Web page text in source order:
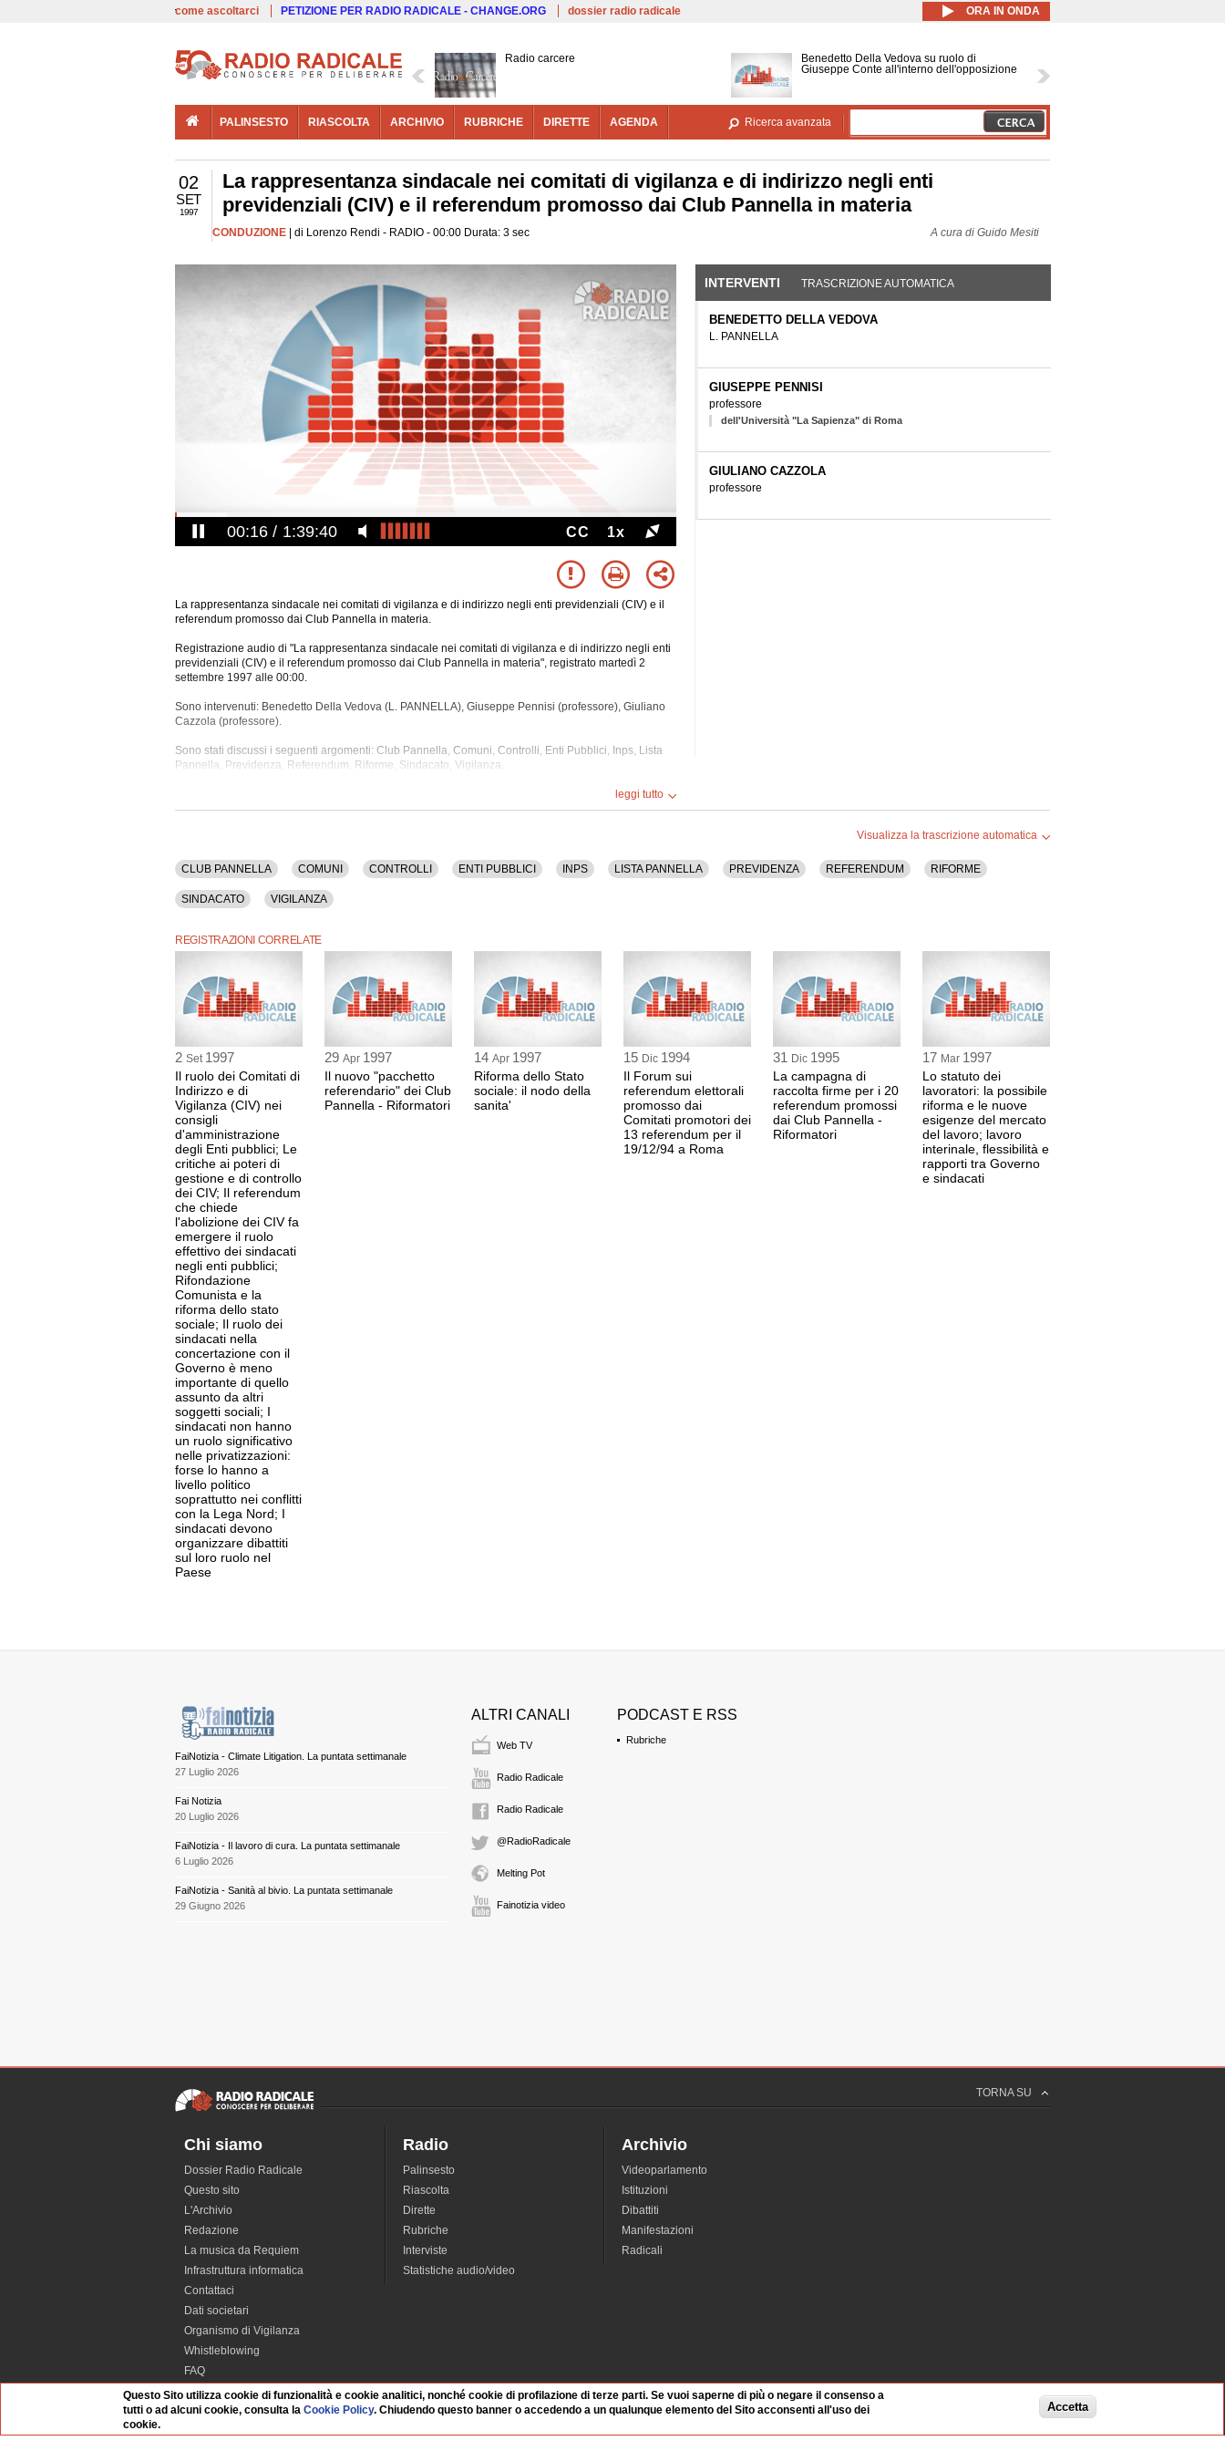
Salta al contenuto principale
come ascoltarci PETIZIONE PER RADIO RADICALE - CHANGE.ORG dossier radio radicale ORA IN ONDA
Radio carcere
Benedetto Della Vedova su ruolo di
Giuseppe Conte all'interno dell'opposizione
PALINSESTO RIASCOLTA ARCHIVIO RUBRICHE DIRETTE AGENDA Ricerca avanzata
02
SET
1997
La rappresentanza sindacale nei comitati di vigilanza e di indirizzo negli enti
previdenziali (CIV) e il referendum promosso dai Club Pannella in materia
CONDUZIONE | di Lorenzo Rendi - RADIO - 00:00 Durata: 3 sec A cura di Guido Mesiti
00:17 1:39:40 CC 1x
La rappresentanza sindacale nei comitati di vigilanza e di indirizzo negli enti previdenziali (CIV) e il
referendum promosso dai Club Pannella in materia.
Registrazione audio di "La rappresentanza sindacale nei comitati di vigilanza e di indirizzo negli enti
previdenziali (CIV) e il referendum promosso dai Club Pannella in materia", registrato martedì 2
settembre 1997 alle 00:00.
Sono intervenuti: Benedetto Della Vedova (L. PANNELLA), Giuseppe Pennisi (professore), Giuliano
Cazzola (professore).
Sono stati discussi i seguenti argomenti: Club Pannella, Comuni, Controlli, Enti Pubblici, Inps, Lista
Pannella, Previdenza, Referendum, Riforme, Sindacato, Vigilanza.
leggi tutto
INTERVENTI (SCHEDA ATTIVA)
TRASCRIZIONE AUTOMATICA
BENEDETTO DELLA VEDOVA
L. PANNELLA
GIUSEPPE PENNISI
professore
dell'Università "La Sapienza" di Roma
GIULIANO CAZZOLA
professore
Visualizza la trascrizione automatica
CLUB PANNELLA COMUNI CONTROLLI ENTI PUBBLICI INPS LISTA PANNELLA PREVIDENZA REFERENDUM RIFORME
SINDACATO VIGILANZA
REGISTRAZIONI CORRELATE
2 Set 1997
Il ruolo dei Comitati di
Indirizzo e di
Vigilanza (CIV) nei
consigli
d'amministrazione
degli Enti pubblici; Le
critiche ai poteri di
gestione e di controllo
dei CIV; Il referendum
che chiede
l'abolizione dei CIV fa
emergere il ruolo
effettivo dei sindacati
negli enti pubblici;
Rifondazione
Comunista e la
riforma dello stato
sociale; Il ruolo dei
sindacati nella
concertazione con il
Governo è meno
importante di quello
assunto da altri
soggetti sociali; I
sindacati non hanno
un ruolo significativo
nelle privatizzazioni:
forse lo hanno a
livello politico
soprattutto nei conflitti
con la Lega Nord; I
sindacati devono
organizzare dibattiti
sul loro ruolo nel
Paese
29 Apr 1997
Il nuovo "pacchetto
referendario" dei Club
Pannella - Riformatori
14 Apr 1997
Riforma dello Stato
sociale: il nodo della
sanita'
15 Dic 1994
Il Forum sui
referendum elettorali
promosso dai
Comitati promotori dei
13 referendum per il
19/12/94 a Roma
31 Dic 1995
La campagna di
raccolta firme per i 20
referendum promossi
dai Club Pannella -
Riformatori
17 Mar 1997
Lo statuto dei
lavoratori: la possibile
riforma e le nuove
esigenze del mercato
del lavoro; lavoro
interinale, flessibilità e
rapporti tra Governo
e sindacati
FaiNotizia - Climate Litigation. La puntata settimanale
27 Luglio 2026
Fai Notizia
20 Luglio 2026
FaiNotizia - Il lavoro di cura. La puntata settimanale
6 Luglio 2026
FaiNotizia - Sanità al bivio. La puntata settimanale
29 Giugno 2026
ALTRI CANALI
Web TV
Radio Radicale
Radio Radicale
@RadioRadicale
Melting Pot
Fainotizia video
PODCAST E RSS
Rubriche
TORNA SU
Chi siamo
Dossier Radio Radicale
Questo sito
L'Archivio
Redazione
La musica da Requiem
Infrastruttura informatica
Contattaci
Dati societari
Organismo di Vigilanza
Whistleblowing
FAQ
Radio
Palinsesto
Riascolta
Dirette
Rubriche
Interviste
Statistiche audio/video
Archivio
Videoparlamento
Istituzioni
Dibattiti
Manifestazioni
Radicali
Questo Sito utilizza cookie di funzionalità e cookie analitici, nonché cookie di profilazione di terze parti. Se vuoi saperne di più o negare il consenso a
tutti o ad alcuni cookie, consulta laCookie Policy. Chiudendo questo banner o accedendo a un qualunque elemento del Sito acconsenti all'uso dei
cookie.
Accetta